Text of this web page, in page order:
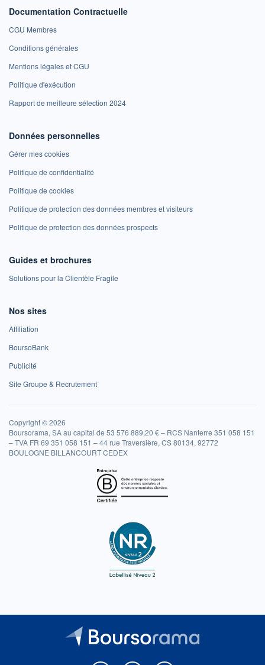
Documentation Contractuelle
CGU Membres
Conditions générales
Mentions légales et CGU
Politique d'exécution
Rapport de meilleure sélection 2024
Données personnelles
Gérer mes cookies
Politique de confidentialité
Politique de cookies
Politique de protection des données membres et visiteurs
Politique de protection des données prospects
Guides et brochures
Solutions pour la Clientèle Fragile
Nos sites
Affiliation
BoursoBank
Publicité
Site Groupe & Recrutement
Copyright © 2026
Boursorama, SA au capital de 53 576 889,20 € – RCS Nanterre 351 058 151
– TVA FR 69 351 058 151 – 44 rue Traversière, CS 80134, 92772
BOULOGNE BILLANCOURT CEDEX